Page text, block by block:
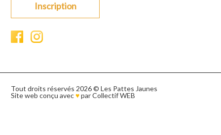
Inscription
Tout droits réservés 2026 © Les Pattes Jaunes
Site web conçu avec♥parCollectif WEB